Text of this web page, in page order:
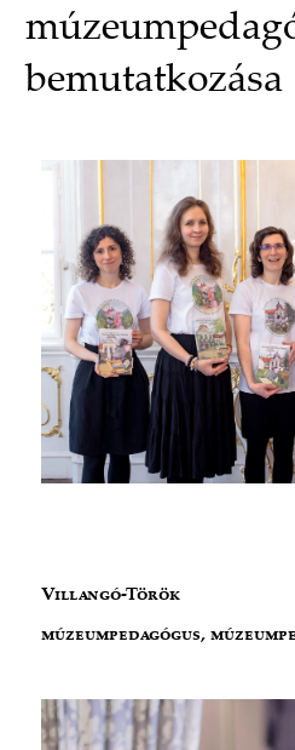
bemutatkozása
Villangó-
múzeumpedagógus,